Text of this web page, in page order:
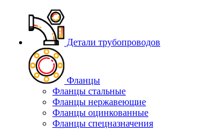
Детали трубопроводов
Фланцы
Фланцы стальные
Фланцы нержавеющие
Фланцы оцинкованные
Фланцы спецназначения